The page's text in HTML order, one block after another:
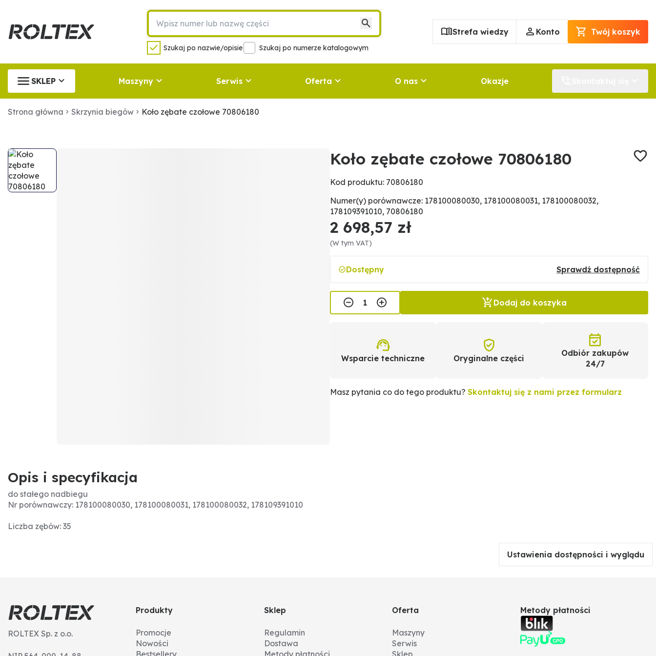
Szukaj po nazwie/opisie Szukaj po numerze katalogowym
Strefa wiedzy Konto Twój koszyk
SKLEP Maszyny Serwis Oferta O nas Okazje
Strona główna Skrzynia biegów Koło zębate czołowe 70806180
Koło zębate czołowe 70806180
Kod produktu: 70806180
Numer(y) porównawcze: 178100080030, 178100080031, 178100080032,
178109391010, 70806180
2 698,57 zł
(W tym VAT)
Dostępny Sprawdź dostępność
Dodaj do koszyka
Wsparcie techniczne Oryginalne części
Odbiór zakupów
24/7
Masz pytania co do tego produktu? Skontaktuj się z nami przez formularz
Opis i specyfikacja
do stałego nadbiegu
Nr porównawczy: 178100080030, 178100080031, 178100080032, 178109391010
Liczba zębów: 35
Ustawienia dostępności i wyglądu
ROLTEX Sp. z o.o.
Produkty
Promocje
Nowości
Bestsellery
Sklep
Regulamin
Dostawa
Metody płatności
Oferta
Maszyny
Serwis
Sklep
Metody płatności